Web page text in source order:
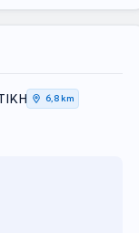
6,8 km